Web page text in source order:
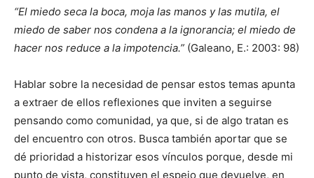
“El miedo seca la boca, moja las manos y las mutila, el
miedo de saber nos condena a la ignorancia; el miedo de
hacer nos reduce a la impotencia.” (Galeano, E.: 2003: 98)
Hablar sobre la necesidad de pensar estos temas apunta
a extraer de ellos reflexiones que inviten a seguirse
pensando como comunidad, ya que, si de algo tratan es
del encuentro con otros. Busca también aportar que se
dé prioridad a historizar esos vínculos porque, desde mi
punto de vista, constituyen el espejo que devuelve, en